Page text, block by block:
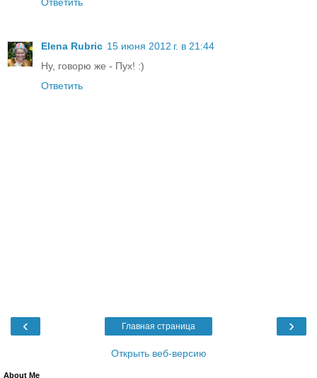
Elena Rubric 15 июня 2012 г. в 21:44
Ну, говорю же - Пух! :)
Ответить
‹ ›
Главная страница
Открыть веб-версию
About Me